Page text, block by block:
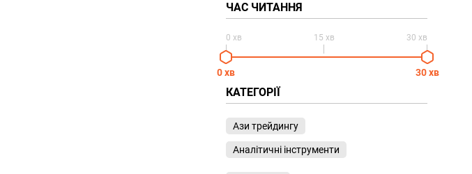
ЧАС ЧИТАННЯ
0 хв 15 хв 30 хв
0 хв 30 хв
КАТЕГОРІЇ
Ази трейдингу
Аналітичні інструменти